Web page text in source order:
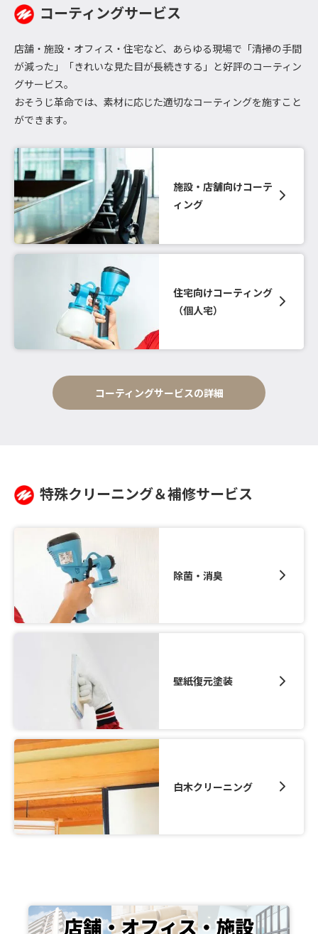
コーティングサービス
店舗・施設・オフィス・住宅など、あらゆる現場で「清掃の手間
が減った」「きれいな見た目が長続きする」と好評のコーティン
グサービス。
おそうじ革命では、素材に応じた適切なコーティングを施すこと
ができます。
コーティングサービスの詳細
施設・店舗向けコーテ
ィング
住宅向けコーティング
（個人宅）
特殊クリーニング＆補修サービス
除菌・消臭
壁紙復元塗装
白木クリーニング